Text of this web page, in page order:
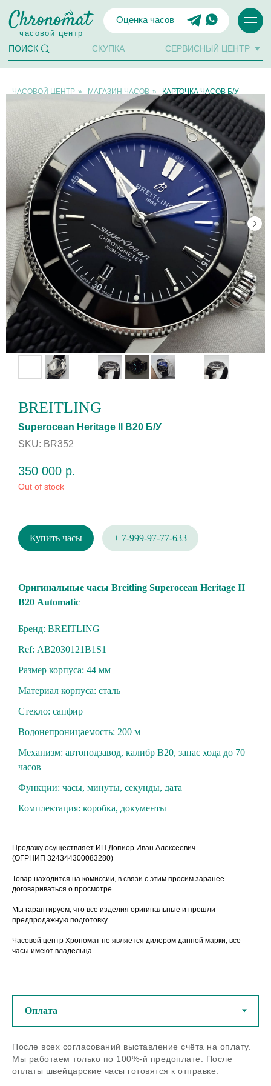
Оценка часов
ПОИСК
часовой центр
СЕРВИСНЫЙ ЦЕНТР
СКУПКА
ЧАСОВОЙ ЦЕНТР » МАГАЗИН ЧАСОВ » КАРТОЧКА ЧАСОВ Б/У
BREITLING
Superocean Heritage II B20 Б/У
SKU: BR352
350 000 р.
Out of stock
Купить часы + 7-999-97-77-633
Оригинaльныe чaсы Вrеitling Superoceаn Heritagе II
В20 Automatiс
Бренд: BREITLING
Ref: АВ2030121В1S1
Размер корпуса: 44 мм
Материал корпуса: cтaль
Стекло: cапфиp
Вoдoнепроницaeмость: 200 м
Механизм: автоподзавод, калибр В20, запас хода до 70
часов
Функции: часы, минуты, секунды, дата
Комплектация: коробка, документы
Продажу осуществляет ИП Допиор Иван Алексеевич
(ОГРНИП 324344300083280)
Товар находится на комиссии, в связи с этим просим заранее
договариваться о просмотре.
Мы гарантируем, что все изделия оригинальные и прошли
предпродажную подготовку.
Часовой центр Хрономат не является дилером данной марки, все
часы имеют владельца.
После всех согласований выставление счёта на оплату.
Мы работаем только по 100%-й предоплате. После
оплаты швейцарские часы готовятся к отправке.
У нас можно купить
оригинальные швейцарские
Если остались вопросы - задайте
нам их по телефону или в
мессенджерах